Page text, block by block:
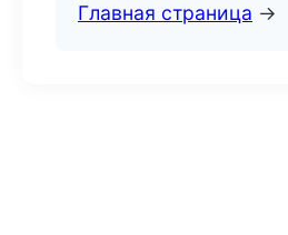
Главная страница →